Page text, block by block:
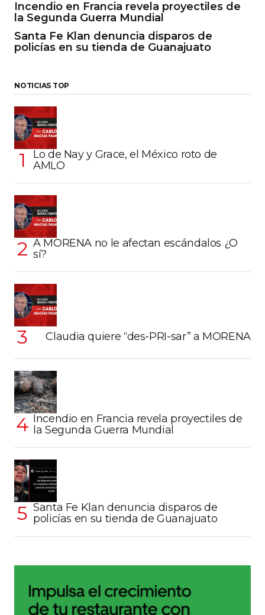
Incendio en Francia revela proyectiles de
la Segunda Guerra Mundial
Santa Fe Klan denuncia disparos de
policías en su tienda de Guanajuato
NOTICIAS TOP
Lo de Nay y Grace, el México roto de
AMLO
A MORENA no le afectan escándalos ¿O
sí?
Claudia quiere “des-PRI-sar” a MORENA
Incendio en Francia revela proyectiles de
la Segunda Guerra Mundial
Santa Fe Klan denuncia disparos de
policías en su tienda de Guanajuato